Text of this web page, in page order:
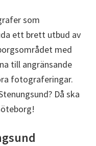
som
ett brett utbud av
med
till angränsande
fotograferingar.
Då ska